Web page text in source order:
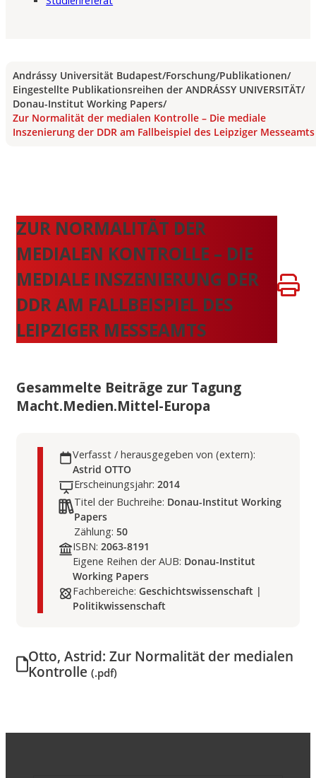
Andrássy Universität Budapest/Forschung/Publikationen/
Eingestellte Publikationsreihen der ANDRÁSSY UNIVERSITÄT/
Donau-Institut Working Papers/
Zur Normalität der medialen Kontrolle – Die mediale
Inszenierung der DDR am Fallbeispiel des Leipziger Messeamts
ZUR NORMALITÄT DER
MEDIALEN KONTROLLE – DIE
MEDIALE INSZENIERUNG DER
DDR AM FALLBEISPIEL DES
LEIPZIGER MESSEAMTS
Gesammelte Beiträge zur Tagung
Macht.Medien.Mittel-Europa
Verfasst / herausgegeben von (extern):
Astrid OTTO
Erscheinungsjahr: 2014
Titel der Buchreihe: Donau-Institut Working
Papers
Zählung: 50
ISBN: 2063-8191
Eigene Reihen der AUB: Donau-Institut
Working Papers
Fachbereiche: Geschichtswissenschaft |
Politikwissenschaft
Otto, Astrid: Zur Normalität der medialen
Kontrolle(.pdf)